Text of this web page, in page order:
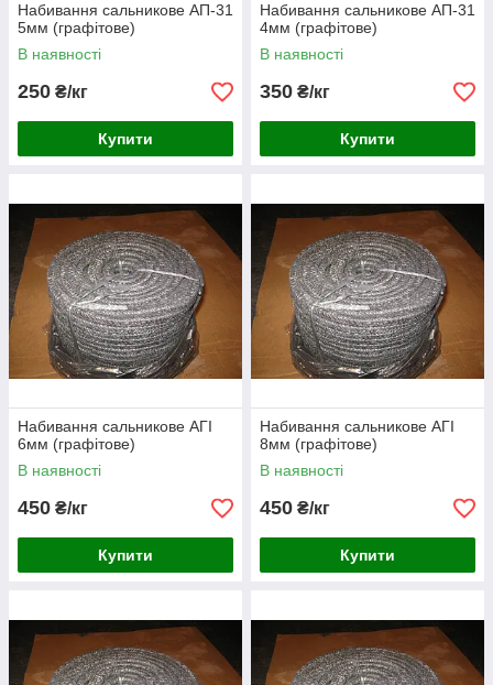
Набивання сальникове АП-31
5мм (графітове)
В наявності
250 ₴/кг
Купити
Набивання сальникове АП-31
4мм (графітове)
В наявності
350 ₴/кг
Купити
Набивання сальникове АГІ
6мм (графітове)
В наявності
450 ₴/кг
Купити
Набивання сальникове АГІ
8мм (графітове)
В наявності
450 ₴/кг
Купити